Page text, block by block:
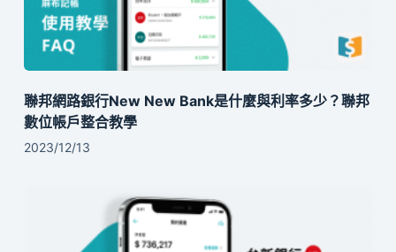
聯邦網路銀行New New Bank是什麼與利率多少？聯邦
數位帳戶整合教學
2023/12/13